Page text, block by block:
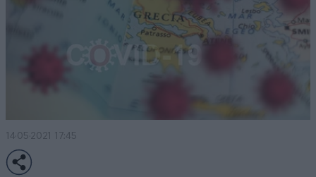
14·05·2021 17:45